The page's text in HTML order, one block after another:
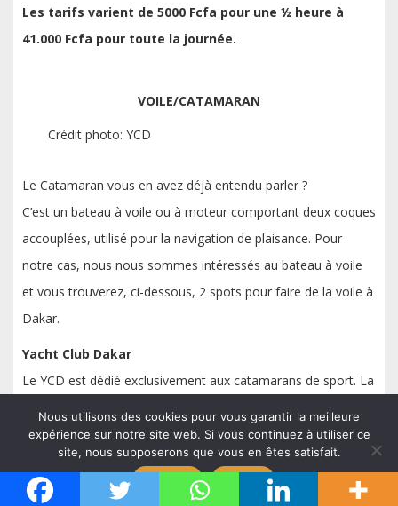
Les tarifs varient de 5000 Fcfa pour une ½ heure à
41.000 Fcfa pour toute la journée.
VOILE/CATAMARAN
Crédit photo: YCD
Le Catamaran vous en avez déjà entendu parler ?
C’est un bateau à voile ou à moteur comportant deux coques
accouplées, utilisé pour la navigation de plaisance. Pour
notre cas, nous nous sommes intéressés au bateau à voile
et vous trouverez, ci-dessous, 2 spots pour faire de la voile à
Dakar.
Yacht Club Dakar
Le YCD est dédié exclusivement aux catamarans de sport. La
pointe de Bel Air à Dakar au Sénégal.
Email: ycdakar@gmail.com
Cercle de la Voile de Dakar
Nous utilisons des cookies pour vous garantir la meilleure
expérience sur notre site web. Si vous continuez à utiliser ce
site, nous supposerons que vous en êtes satisfait.
Accepter